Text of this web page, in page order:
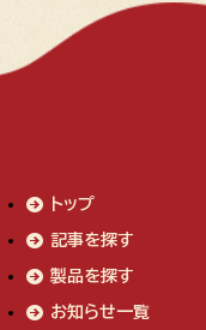
トップ
記事を探す
製品を探す
お知らせ一覧